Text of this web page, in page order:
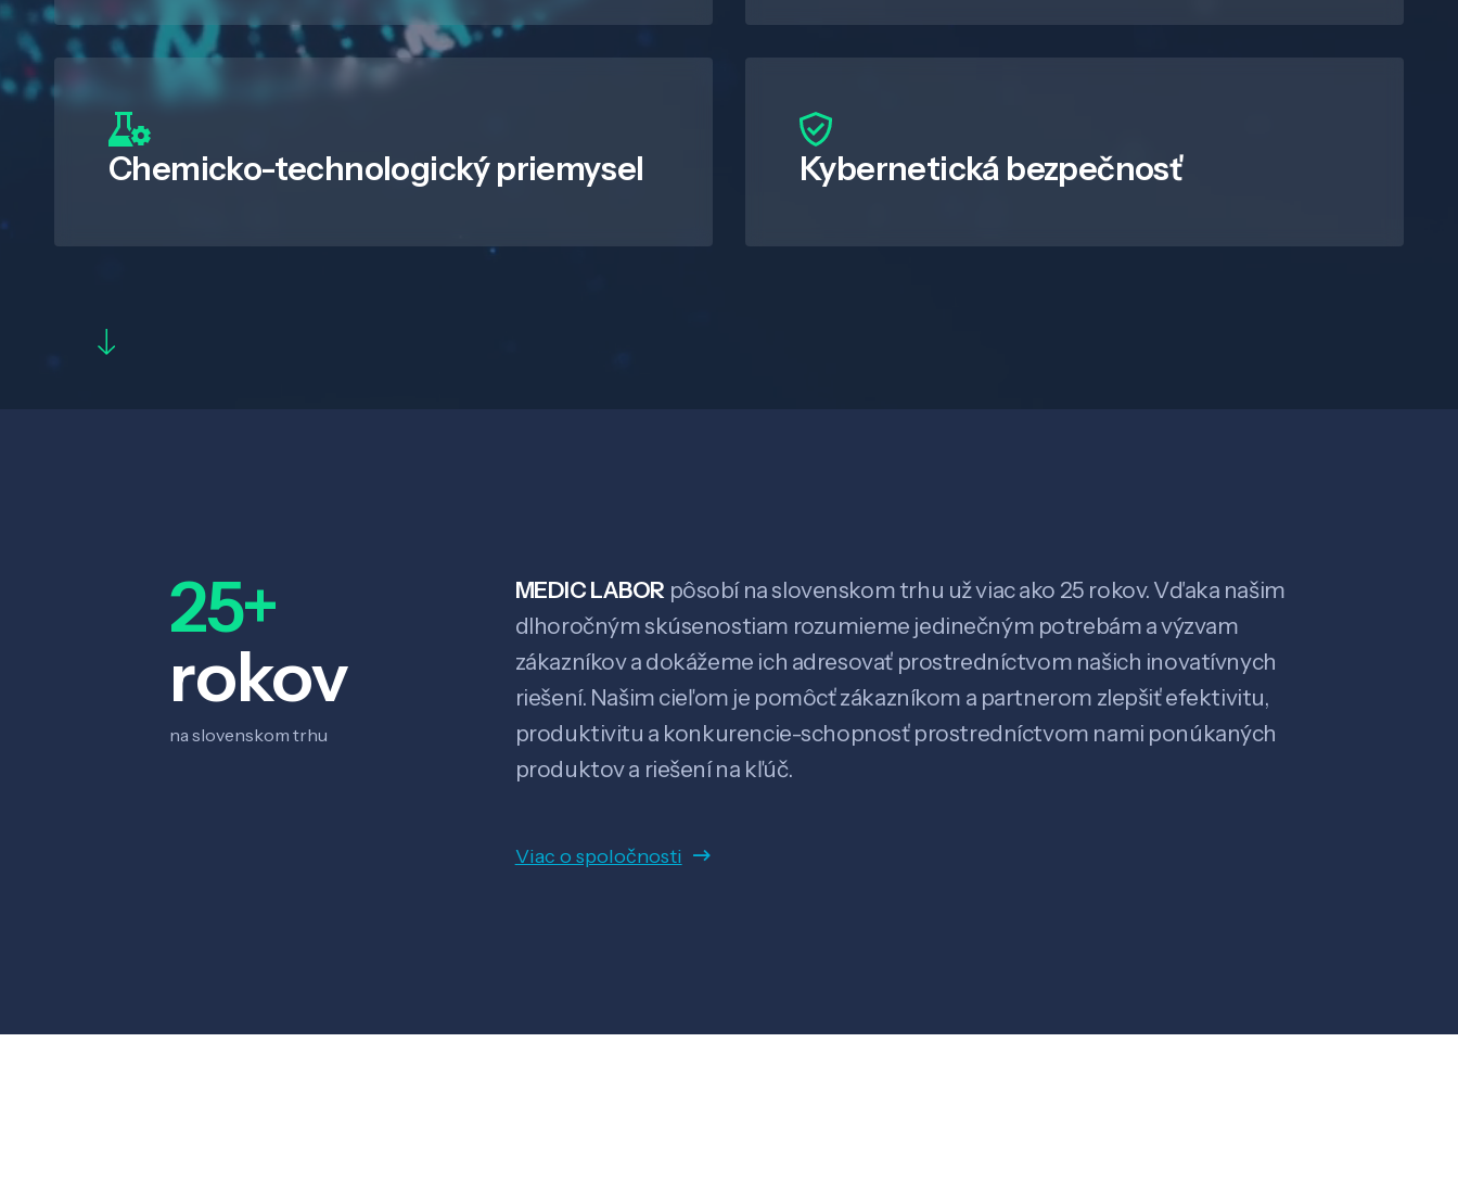
Chemicko-technologický priemysel Kybernetická bezpečnosť
25+
rokov
na slovenskom trhu
MEDIC LABOR pôsobí na slovenskom trhu už viac ako 25 rokov. Vďaka našim
dlhoročným skúsenostiam rozumieme jedinečným potrebám a výzvam
zákazníkov a dokážeme ich adresovať prostredníctvom našich inovatívnych
riešení. Našim cieľom je pomôcť zákazníkom a partnerom zlepšiť efektivitu,
produktivitu a konkurencie-schopnosť prostredníctvom nami ponúkaných
produktov a riešení na kľúč.
Viac o spoločnosti